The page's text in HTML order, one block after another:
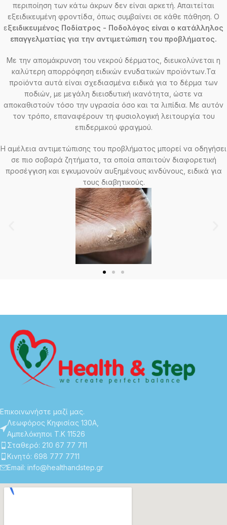
περιποίηση των κάτω άκρων δεν είναι αρκετή. Απαιτείται
εξειδικευμένη φροντίδα, όπως συμβαίνει σε κάθε πάθηση. Ο
εξειδικευμένος Ποδίατρος - Ποδολόγος είναι ο κατάλληλος
επαγγελματίας για την αντιμετώπιση του προβλήματος.
Με την απομάκρυνση του νεκρού δέρματος, διευκολύνεται η
καλύτερη απορρόφηση ειδικών ενυδατικών προϊόντων.Τα
προϊόντα αυτά είναι σχεδιασμένα ειδικά για το δέρμα των
ποδιών, με μεγάλη διεισδυτική ικανότητα, ώστε να
αποκαθιστούν τόσο την υγρασία όσο και τα λιπίδια. Με αυτόν
τον τρόπο, επαναφέρουν τη φυσιολογική λειτουργία του
επιδερμικού φραγμού.
Η αμέλεια αντιμετώπισης του προβλήματος μπορεί να οδηγήσει
σε πιο σοβαρά ζητήματα, τα οποία απαιτούν διαφορετική
προσέγγιση και εγκυμονούν αυξημένους κινδύνους, ειδικά για
τους διαβητικούς.
Επικοινωνήστε μαζί μας.
Λεωφόρος Κηφισίας 130Α,
Αμπελόκηποι Τ.Κ 11526
Σταθερό: 210 67 77 711
Κινητό: 698 777 7711
Email: info@healthandstep.gr